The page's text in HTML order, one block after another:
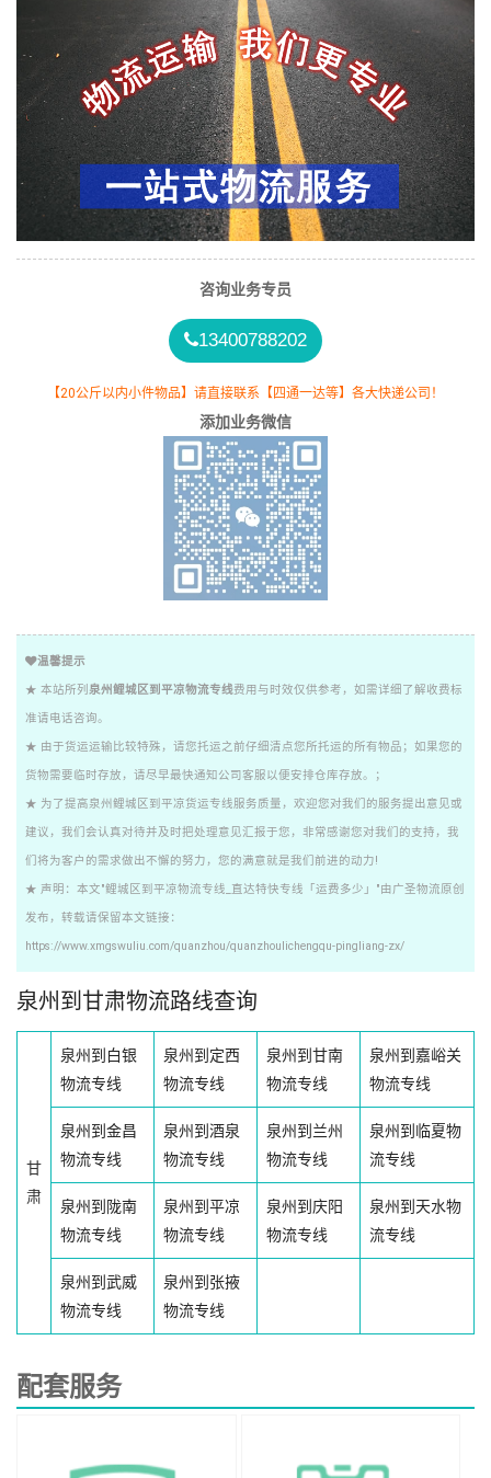
咨询业务专员
13400788202
【20公斤以内小件物品】请直接联系【四通一达等】各大快递公司！
添加业务微信
温馨提示
★ 本站所列 泉州鲤城区到平凉物流专线费用与时效仅供参考，如需详细了解收费标
准请电话咨询。
★ 由于货运运输比较特殊，请您托运之前仔细清点您所托运的所有物品；如果您的
货物需要临时存放，请尽早最快通知公司客服以便安排仓库存放。；
★ 为了提高泉州鲤城区到平凉货运专线服务质量，欢迎您对我们的服务提出意见或
建议，我们会认真对待并及时把处理意见汇报于您，非常感谢您对我们的支持，我
们将为客户的需求做出不懈的努力，您的满意就是我们前进的动力!
★ 声明：本文"鲤城区到平凉物流专线_直达特快专线「运费多少」"由广圣物流原创
发布，转载请保留本文链接：
https://www.xmgswuliu.com/quanzhou/quanzhoulichengqu-pingliang-zx/
泉州到甘肃物流路线查询
甘
肃
泉州到白银
物流专线
泉州到定西
物流专线
泉州到甘南
物流专线
泉州到嘉峪关
物流专线
泉州到金昌
物流专线
泉州到酒泉
物流专线
泉州到兰州
物流专线
泉州到临夏物
流专线
泉州到陇南
物流专线
泉州到平凉
物流专线
泉州到庆阳
物流专线
泉州到天水物
流专线
泉州到武威
物流专线
泉州到张掖
物流专线
配套服务